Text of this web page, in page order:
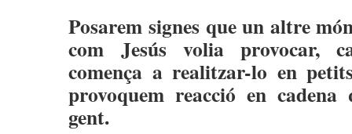
Posarem signes que un altre
com Jesús volia provocar,
comença a realitzar-lo en
provoquem reacció en
gent.